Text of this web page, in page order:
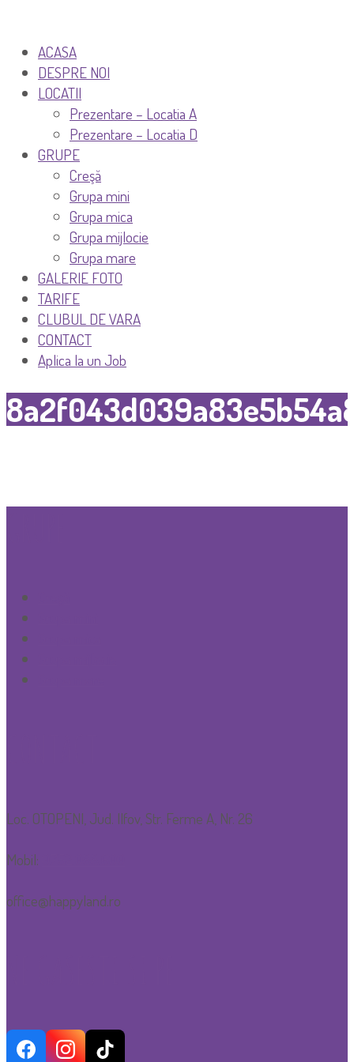
ACASA
DESPRE NOI
LOCATII
Prezentare – Locatia A
Prezentare – Locatia D
GRUPE
Creşă
Grupa mini
Grupa mica
Grupa mijlocie
Grupa mare
GALERIE FOTO
TARIFE
CLUBUL DE VARA
CONTACT
Aplica la un Job
Loc. OTOPENI, Jud. Ilfov, Str. Ferme A, Nr. 26
Mobil:
office@happyland.ro